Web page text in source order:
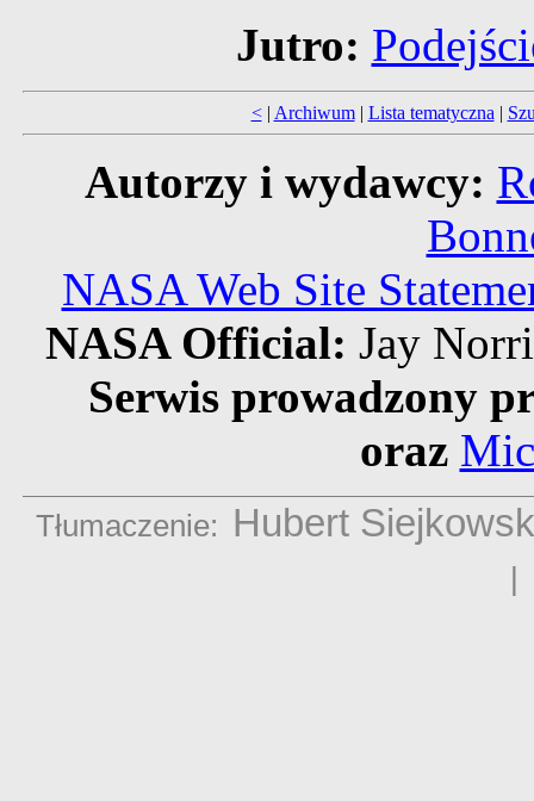
Jutro:
<| Archiwum| Lista tematyczna |
Autorzy i wydawcy:
NASA Web Site
NASA Official: Jay
Serwis prowadzony
oraz
Tłumaczenie: Hubert
|